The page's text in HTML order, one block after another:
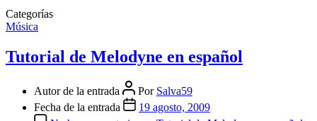
Categorías
Música
Tutorial de Melodyne en español
Autor de la entrada Por Salva59
Fecha de la entrada
19 agosto, 2009